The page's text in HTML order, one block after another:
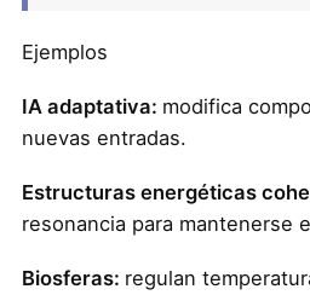
Ejemplos
IA adaptativa: modifica
nuevas entradas.
Estructuras energéticas
resonancia para mantenerse
Biosferas: regulan